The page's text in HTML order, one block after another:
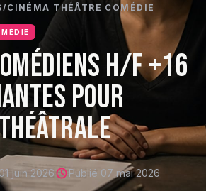
/ CINÉMA THÉÂTRE COMÉDIE
H/F +16
POUR
juin 2026 Publié 07 mai 2026